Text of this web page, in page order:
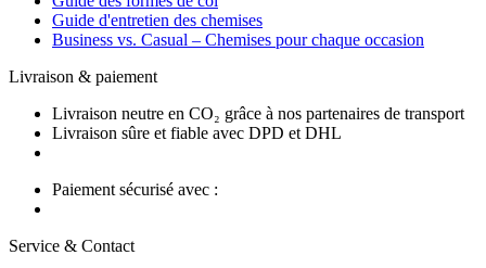
Guide d'entretien des chemises
Business vs. Casual – Chemises pour chaque occasion
Livraison & paiement
Livraison neutre en CO₂ grâce à nos partenaires de transport
Livraison sûre et fiable avec DPD et DHL
Paiement sécurisé avec :
Service & Contact